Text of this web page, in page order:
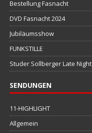
Bestellung Fasnacht
DVD Fasnacht 2024
Jubiläumsshow
FUNKSTILLE
Studer Sollberger Late Night
SENDUNGEN
11-HIGHLIGHT
Allgemein